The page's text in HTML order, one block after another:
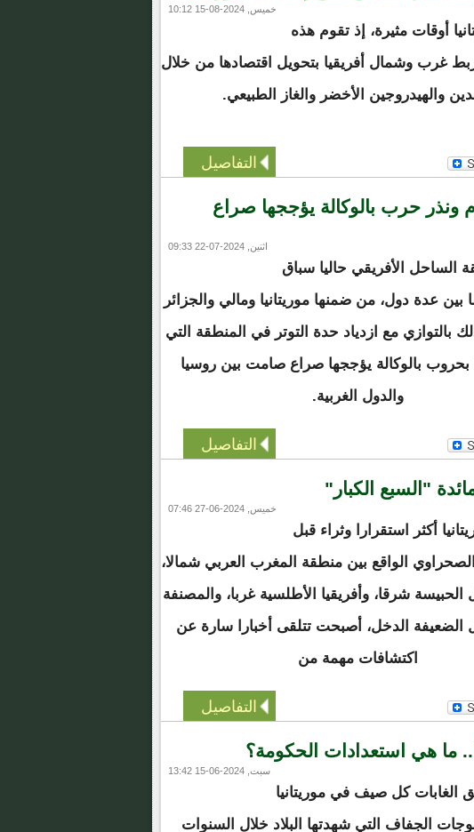
خميس, 2024-08-15 10:12
أوقات مثيرة، إذ تقوم هذه
غرب وشمال أفريقيا بتحويل اقتصادها من خلال
والهيدروجين الأخضر والغاز الطبيعي.
التفاصيل
حرب بالوكالة يؤججها صراع
اثنين, 2024-07-22 09:33
الساحل الأفريقي حاليا سباق
عدة دول، من ضمنها موريتانيا ومالي والجزائر
بالتوازي مع ازدياد حدة التوتر في المنطقة التي
بحروب بالوكالة يؤججها صراع صامت بين روسيا
والدول الغربية.
التفاصيل
"السبع الكبار"
خميس, 2024-06-27 07:46
أكثر استقرارا وثراء قبل
الصحراوي الواقع بين منطقة المغرب العربي شمالا،
شرقا، وأفريقيا الأطلسية غربا، والمصنفة
الدخل، أصبحت تتلقى أخبارا سارة عن
اكتشافات مهمة من
التفاصيل
ما هي استعدادات الحكومة؟
سبت, 2024-06-15 13:42
الغابات كل صيف في موريتانيا
الجفاف التي شهدتها البلاد خلال السنوات